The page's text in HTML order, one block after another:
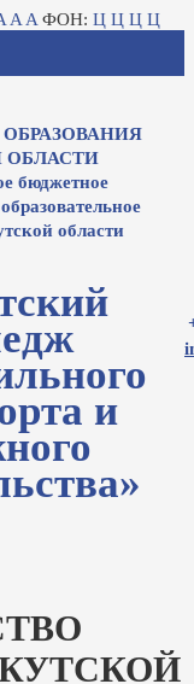
A A ФОН: Ц Ц Ц Ц
ОБЛАСТИ
бюджетное
области
и